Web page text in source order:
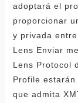
adoptará el
proporcionar
y privada
Lens Enviar
Lens Protocol
Profile
que admita